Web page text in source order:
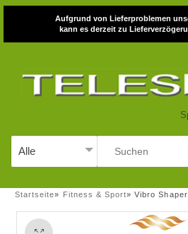
Aufgrund von Lieferproblemen
kann es derzeit zu
Startseite» Fitness & Sport»Vibro